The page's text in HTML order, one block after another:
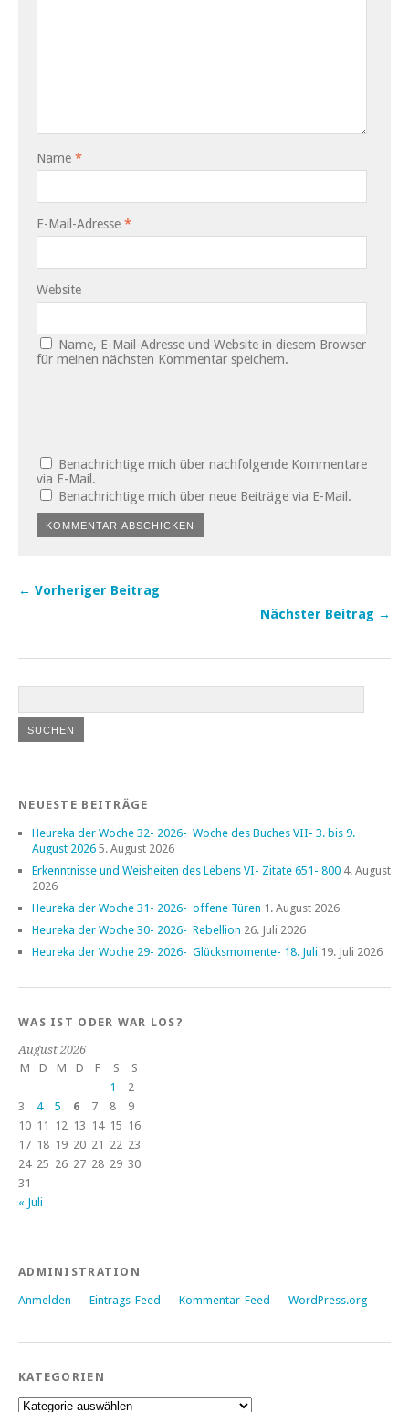
Name *
E-Mail-Adresse *
Website
Name, E-Mail-Adresse und Website in diesem Browser
für meinen nächsten Kommentar speichern.
Benachrichtige mich über nachfolgende Kommentare
via E-Mail.
Benachrichtige mich über neue Beiträge via E-Mail.
← Vorheriger Beitrag
Nächster Beitrag →
NEUESTE BEITRÄGE
Heureka der Woche 32- 2026- Woche des Buches VII- 3. bis 9.
August 2026 5. August 2026
Erkenntnisse und Weisheiten des Lebens VI- Zitate 651- 800 4. August
2026
Heureka der Woche 31- 2026- offene Türen 1. August 2026
Heureka der Woche 30- 2026- Rebellion 26. Juli 2026
Heureka der Woche 29- 2026- Glücksmomente- 18. Juli 19. Juli 2026
WAS IST ODER WAR LOS?
August 2026
M
D M D F S
S
1
2
3
4 5 6 7 8
9
10 11 12 13 14 15 16
17 18 19 20 21 22 23
24 25 26 27 28 29 30
31
« Juli
ADMINISTRATION
Anmelden Eintrags-Feed Kommentar-Feed WordPress.org
KATEGORIEN
Kategorien